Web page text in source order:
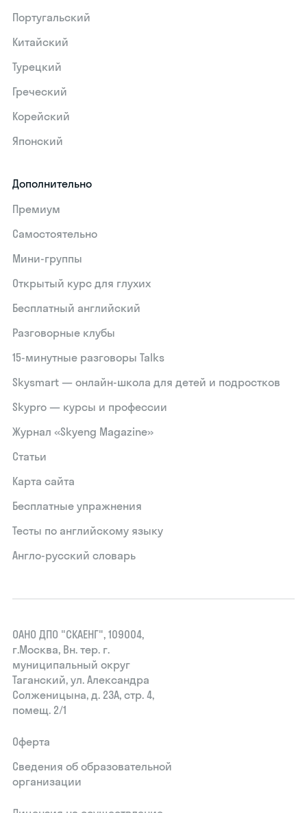
Португальский
Китайский
Турецкий
Греческий
Корейский
Японский
Дополнительно
Премиум
Самостоятельно
Мини-группы
Открытый курс для глухих
Бесплатный английский
Разговорные клубы
15‑минутные разговоры Talks
Skysmart — онлайн-школа для детей и подростков
Skypro — курсы и профессии
Журнал «Skyeng Magazine»
Статьи
Карта сайта
Бесплатные упражнения
Тесты по английскому языку
Англо-русский словарь
ОАНО ДПО "СКАЕНГ", 109004,
г.Москва, Вн. тер. г.
муниципальный округ
Таганский, ул. Александра
Солженицына, д. 23А, стр. 4,
помещ. 2/1
Оферта
Сведения об образовательной
организации